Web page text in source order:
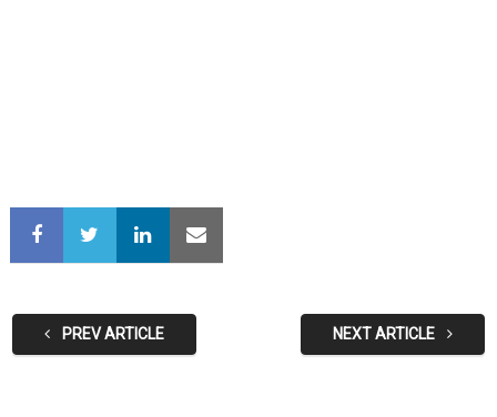
PREV ARTICLE NEXT ARTICLE